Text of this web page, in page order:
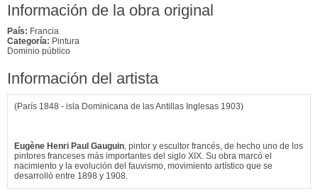
Información de la obra original
País: Francia
Categoría: Pintura
Dominio público
Información del artista
(París 1848 - isla Dominicana de las Antillas Inglesas 1903)
Eugène Henri Paul Gauguin, pintor y escultor francés, de hecho uno de los
pintores franceses más importantes del siglo XIX. Su obra marcó el
nacimiento y la evolución del fauvismo, movimiento artístico que se
desarrolló entre 1898 y 1908.